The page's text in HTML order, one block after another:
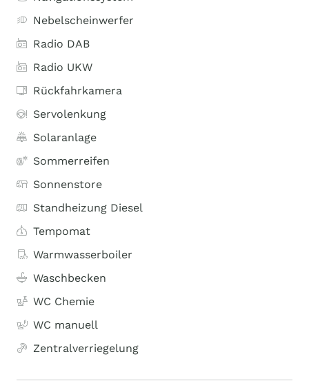
Nebelscheinwerfer
Radio DAB
Radio UKW
Rückfahrkamera
Servolenkung
Solaranlage
Sommerreifen
Sonnenstore
Standheizung Diesel
Tempomat
Warmwasserboiler
Waschbecken
WC Chemie
WC manuell
Zentralverriegelung